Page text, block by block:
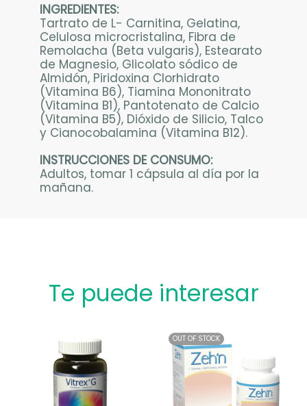
INGREDIENTES:
Tartrato de L- Carnitina, Gelatina,
Celulosa microcristalina, Fibra de
Remolacha (Beta vulgaris), Estearato
de Magnesio, Glicolato sódico de
Almidón, Piridoxina Clorhidrato
(Vitamina B6), Tiamina Mononitrato
(Vitamina B1), Pantotenato de Calcio
(Vitamina B5), Dióxido de Silicio, Talco
y Cianocobalamina (Vitamina B12).
INSTRUCCIONES DE CONSUMO:
Adultos, tomar 1 cápsula al día por la
mañana.
Te puede interesar
OUT OF STOCK